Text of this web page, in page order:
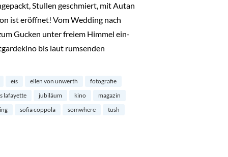
Stullen geschmiert, mit Autan
ist eröffnet! Vom Wedding nach
Gucken unter freiem Himmel ein-
bis laut rumsenden
eis ellen von unwerth
fotografie
lafayette
jubiläum kino
magazin
sofia coppola somwhere tush